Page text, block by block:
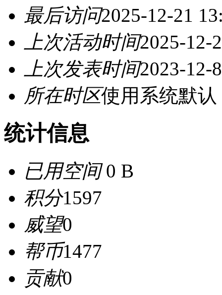
最后访问2025-12-21
上次活动时间2025-12-
上次发表时间2023-12-
所在时区使用系统默认
统计信息
已用空间0 B
积分1597
威望0
帮币1477
贡献0